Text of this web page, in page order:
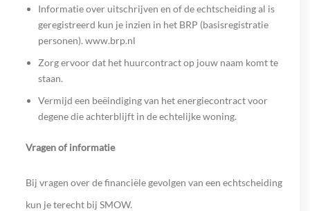
Informatie over uitschrijven en of de echtscheiding al is
geregistreerd kun je inzien in het BRP (basisregistratie
personen). www.brp.nl
Zorg ervoor dat het huurcontract op jouw naam komt te
staan.
Vermijd een beëindiging van het energiecontract voor
degene die achterblijft in de echtelijke woning.
Vragen of informatie
Bij vragen over de financiële gevolgen van een echtscheiding
kun je terecht bij SMOW.